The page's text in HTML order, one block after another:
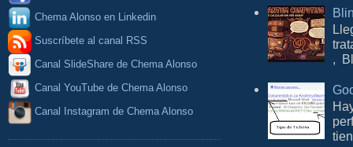
Chema Alonso en Linkedin
Suscríbete al canal RSS
Canal SlideShare de Chema Alonso
Canal YouTube de Chema Alonso
Canal Instagram de Chema Alonso
,